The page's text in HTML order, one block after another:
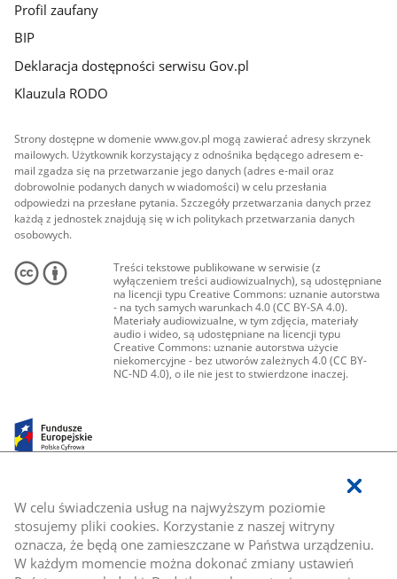
W celu świadczenia usług na najwyższym poziomie
stosujemy pliki cookies. Korzystanie z naszej witryny
oznacza, że będą one zamieszczane w Państwa urządzeniu.
W każdym momencie można dokonać zmiany ustawień
Profil zaufany
BIP
Deklaracja dostępności serwisu Gov.pl
Klauzula RODO
Strony dostępne w domenie www.gov.pl mogą zawierać adresy skrzynek
mailowych. Użytkownik korzystający z odnośnika będącego adresem e-
mail zgadza się na przetwarzanie jego danych (adres e-mail oraz
dobrowolnie podanych danych w wiadomości) w celu przesłania
odpowiedzi na przesłane pytania. Szczegóły przetwarzania danych przez
każdą z jednostek znajdują się w ich politykach przetwarzania danych
osobowych.
Treści tekstowe publikowane w serwisie (z
wyłączeniem treści audiowizualnych), są udostępniane
na licencji typu Creative Commons: uznanie autorstwa
- na tych samych warunkach 4.0 (CC BY-SA 4.0).
Materiały audiowizualne, w tym zdjęcia, materiały
audio i wideo, są udostępniane na licencji typu
Creative Commons: uznanie autorstwa użycie
niekomercyjne - bez utworów zależnych 4.0 (CC BY-
NC-ND 4.0), o ile nie jest to stwierdzone inaczej.